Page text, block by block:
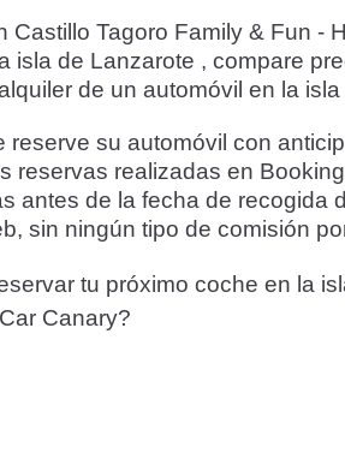
Castillo Tagoro Family & Fun
isla de Lanzarote , compare
de un automóvil en la
reserve su automóvil con
reservas realizadas en
antes de la fecha de recogida
sin ningún tipo de comisión
tu próximo coche en la
Canary?